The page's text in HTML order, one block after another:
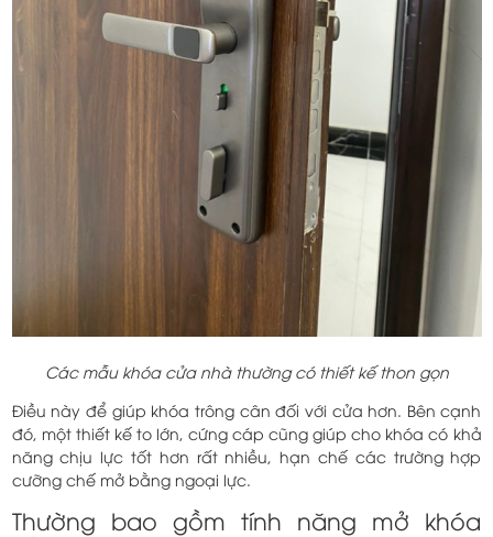
Các mẫu khóa cửa nhà thường có thiết kế thon gọn
Điều này để giúp khóa trông cân đối với cửa hơn. Bên cạnh
đó, một thiết kế to lớn, cứng cáp cũng giúp cho khóa có khả
năng chịu lực tốt hơn rất nhiều, hạn chế các trường hợp
cưỡng chế mở bằng ngoại lực.
Thường bao gồm tính năng mở khóa